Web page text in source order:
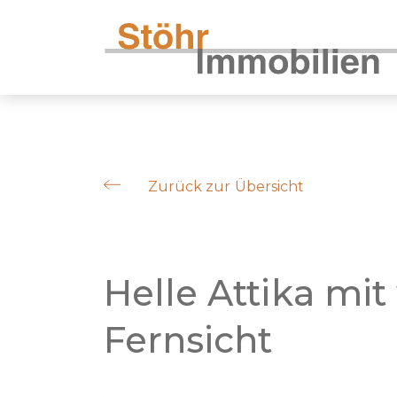
Zurück zur Übersicht
Helle Attika
Fernsicht